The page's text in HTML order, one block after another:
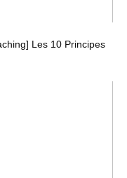
Les 10 Principes